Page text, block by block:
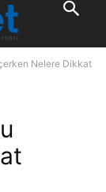
Nelere Dikkat